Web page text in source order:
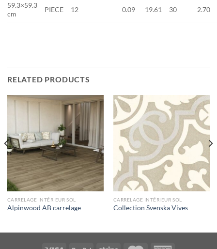
59.3×59.3
cm
PIECE 12 0.09 19.61 30 2.70
RELATED PRODUCTS
CARRELAGE INTÉRIEUR SOL
Alpinwood AB carrelage
CARRELAGE INTÉRIEUR SOL
Collection Svenska Vives